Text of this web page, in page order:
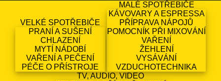
VELKÉ SPOTŘEBIČE
PRANÍ A SUŠENÍ
CHLAZENÍ
MYTÍ NÁDOBÍ
VAŘENÍ A PEČENÍ
PÉČE O PŘÍSTROJE
MALÉ SPOTŘEBIČE
KÁVOVARY A ESPRESSA
PŘÍPRAVA NÁPOJŮ
POMOCNÍK PŘI MIXOVÁNÍ
VAŘENÍ
ŽEHLENÍ
VYSÁVÁNÍ
VZDUCHOTECHNIKA
TV, AUDIO, VIDEO